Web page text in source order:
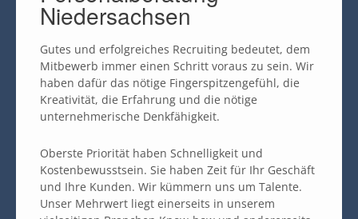
Niedersachsen
Gutes und erfolgreiches Recruiting bedeutet, dem
Mitbewerb immer einen Schritt voraus zu sein. Wir
haben dafür das nötige Fingerspitzengefühl, die
Kreativität, die Erfahrung und die nötige
unternehmerische Denkfähigkeit.
Oberste Priorität haben Schnelligkeit und
Kostenbewusstsein. Sie haben Zeit für Ihr Geschäft
und Ihre Kunden. Wir kümmern uns um Talente.
Unser Mehrwert liegt einerseits in unserem